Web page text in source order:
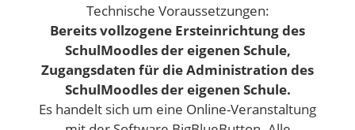
Technische Voraussetzungen:
Bereits vollzogene Ersteinrichtung des
SchulMoodles der eigenen Schule,
Zugangsdaten für die Administration des
SchulMoodles der eigenen Schule.
Es handelt sich um eine Online-Veranstaltung